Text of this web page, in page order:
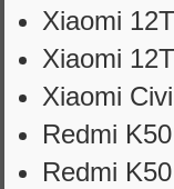
Xiaomi
Xiaomi
Xiaomi
Redmi
Redmi